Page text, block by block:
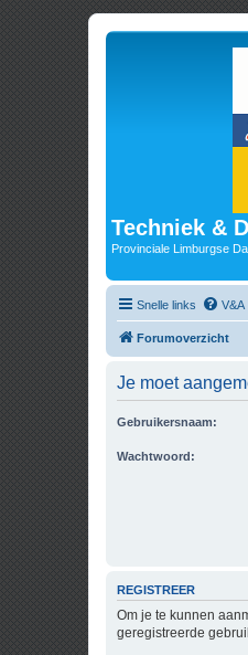
Techniek &
Provinciale Limburgse
Snelle links V&A
Forumoverzicht
Je moet
Gebruikersnaam:
Wachtwoord:
REGISTREER
Om je te kunnen
geregistreerde